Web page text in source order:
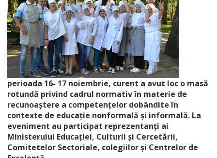
perioada 16- 17 noiembrie, curent a avut loc o masă
rotundă privind cadrul normativ în materie de
recunoaștere a competențelor dobândite în
contexte de educație nonformală și informală. La
eveniment au participat reprezentanți ai
Ministerului Educației, Culturii și Cercetării,
Comitetelor Sectoriale, colegiilor și Centrelor de